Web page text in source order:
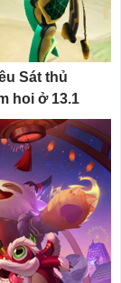
Sát thủ
hoi ở 13.1